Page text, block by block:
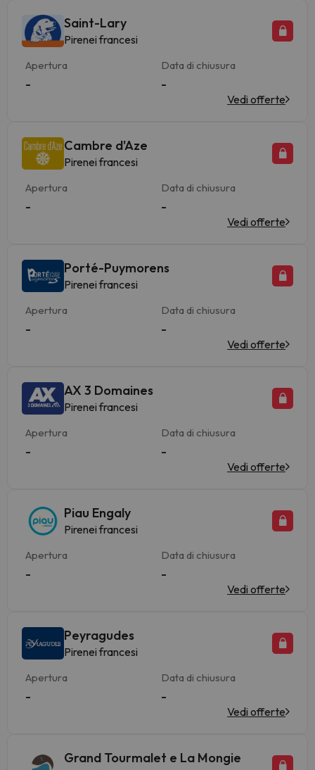
Saint-Lary
Pirenei francesi
Apertura
-
Data di chiusura
-
Vedi offerte
Cambre d'Aze
Pirenei francesi
Apertura
-
Data di chiusura
-
Vedi offerte
Porté-Puymorens
Pirenei francesi
Apertura
-
Data di chiusura
-
Vedi offerte
AX 3 Domaines
Pirenei francesi
Apertura
-
Data di chiusura
-
Vedi offerte
Piau Engaly
Pirenei francesi
Apertura
-
Data di chiusura
-
Vedi offerte
Peyragudes
Pirenei francesi
Apertura
-
Data di chiusura
-
Vedi offerte
Grand Tourmalet e La Mongie